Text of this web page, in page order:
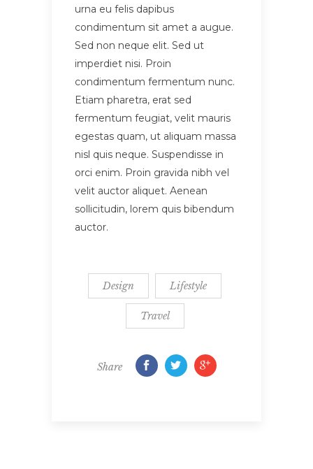
urna eu felis dapibus
condimentum sit amet a augue.
Sed non neque elit. Sed ut
imperdiet nisi. Proin
condimentum fermentum nunc.
Etiam pharetra, erat sed
fermentum feugiat, velit mauris
egestas quam, ut aliquam massa
nisl quis neque. Suspendisse in
orci enim. Proin gravida nibh vel
velit auctor aliquet. Aenean
sollicitudin, lorem quis bibendum
auctor.
Design Lifestyle
Travel
Share